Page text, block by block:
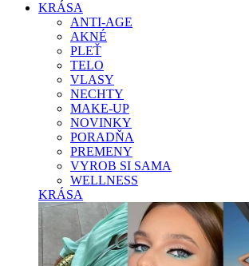
KRÁSA
ANTI-AGE
AKNÉ
PLEŤ
TELO
VLASY
NECHTY
MAKE-UP
NOVINKY
PORADŇA
PREMENY
VYROB SI SAMA
WELLNESS
KRÁSA